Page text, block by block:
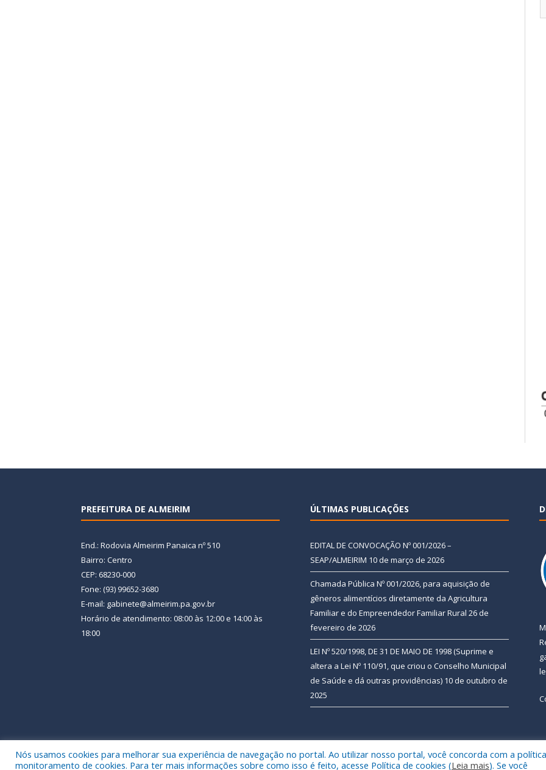
PREFEITURA DE ALMEIRIM
End.: Rodovia Almeirim Panaica nº 510
Bairro: Centro
CEP: 68230-000
Fone: (93) 99652-3680
E-mail: gabinete@almeirim.pa.gov.br
Horário de atendimento: 08:00 às 12:00 e 14:00 às
18:00
ÚLTIMAS PUBLICAÇÕES
EDITAL DE CONVOCAÇÃO Nº 001/2026 –
SEAP/ALMEIRIM 10 de março de 2026
Chamada Pública Nº 001/2026, para aquisição de
gêneros alimentícios diretamente da Agricultura
Familiar e do Empreendedor Familiar Rural 26 de
fevereiro de 2026
LEI Nº 520/1998, DE 31 DE MAIO DE 1998 (Suprime e
altera a Lei Nº 110/91, que criou o Conselho Municipal
de Saúde e dá outras providências) 10 de outubro de
2025
Todos os direitos reservados a Prefeitura Municipal de Almeirim. Mapa do Site
Nós usamos cookies para melhorar sua experiência de navegação no portal. Ao utilizar nosso portal, você concorda com a
monitoramento de cookies. Para ter mais informações sobre como isso é feito, acesse Política de cookies (Leia mais). Se você